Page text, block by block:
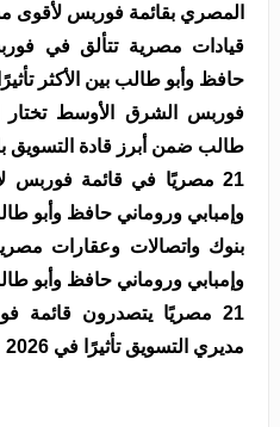
المصري بقائمة فوربس
حافظ وأبو طالب بين الأكثر
فوربس الشرق الأوسط تختار
طالب ضمن أبرز قادة التسويق
21 مصريًا في قائمة فوربس
وإمبابي وروماني حافظ وأبو
وإمبابي وروماني حافظ وأبو
21 مصريًا يتصدرون قائمة
مديري التسويق تأثيرًا في 2026